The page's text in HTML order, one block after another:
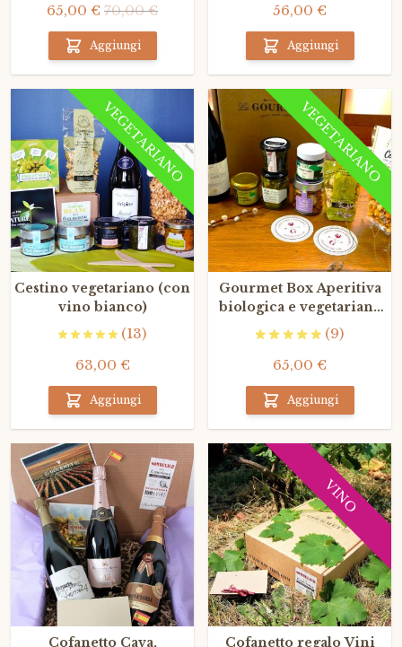
65,00 € 70,00 €
Aggiungi
56,00 €
Aggiungi
VEGETARIANO
Cestino vegetariano (con
vino bianco)
(13)
63,00 €
Aggiungi
VEGETARIANO
Gourmet Box Aperitiva
biologica e vegetariana
(con vino rosso)
(9)
65,00 €
Aggiungi
Cofanetto Cava,
VINO
Cofanetto regalo Vini